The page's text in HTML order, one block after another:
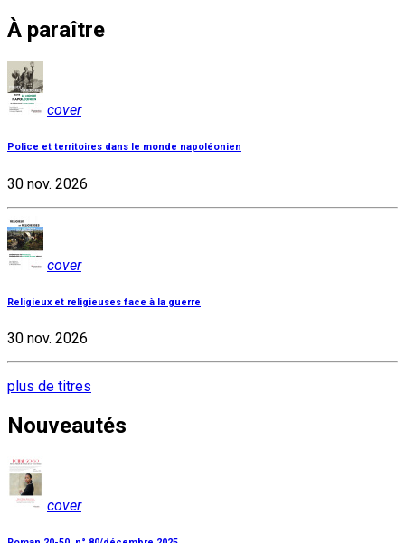
À paraître
cover
Police et territoires dans le monde napoléonien
30 nov. 2026
cover
Religieux et religieuses face à la guerre
30 nov. 2026
plus de titres
Nouveautés
cover